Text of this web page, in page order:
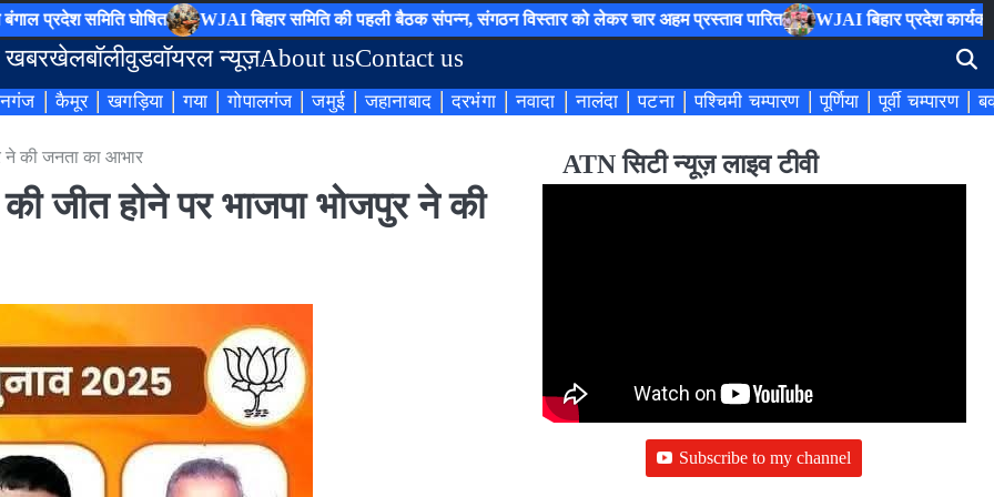
घोषित WJAI बिहार समिति की पहली बैठक संपन्न, संगठन विस्तार को लेकर चार अहम प्रस्ताव पारित WJAI बिहार प्रदेश कार्यकारिणी का
खबरखेलबॉलीवुडवॉयरल न्यूज़About usContact us
कैमूर खगड़िया गया गोपालगंज जमुई जहानाबाद दरभंगा नवादा नालंदा पटना पश्चिमी चम्पारण पूर्णिया पूर्वी चम्पारण
ने की जनता का आभार
जीत होने पर भाजपा भोजपुर ने की
ATN सिटी न्यूज़ लाइव टीवी
Subscribe to my channel